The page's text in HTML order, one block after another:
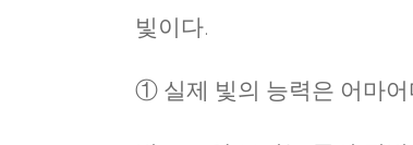
빛이다.
① 실제 빛의 능력은 어마어